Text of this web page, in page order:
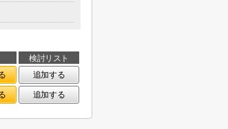
検討リスト
追加する
追加する